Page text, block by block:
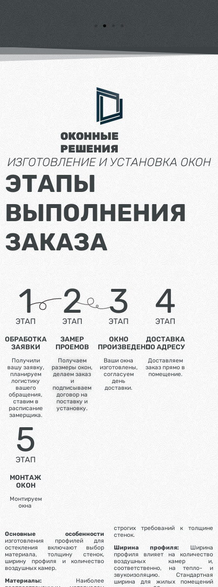
ОКОННЫЕ
РЕШЕНИЯ
ИЗГОТОВЛЕНИЕ И УСТАНОВКА ОКОН
ЭТАПЫ
ВЫПОЛНЕНИЯ
ЗАКАЗА
1
ЭТАП
ОБРАБОТКА
ЗАЯВКИ
Получили
вашу заявку,
планируем
логистику
вашего
обращения,
ставим в
расписание
замерщика.
2
ЭТАП
ЗАМЕР
ПРОЕМОВ
Получаем
размеры окон,
делаем заказ
и
подписываем
договор на
поставку и
установку.
3
ЭТАП
ОКНО
ПРОИЗВЕДЕНО
Ваши окна
изготовлены,
согласуем
день
доставки.
4
ЭТАП
ДОСТАВКА
ПО АДРЕСУ
Доставляем
заказ прямо в
помещение.
5
ЭТАП
МОНТАЖ
ОКОН
Монтируем
окна
Основные особенности
изготовления профилей для
остекления включают выбор
материала, толщину стенок,
ширину профиля и количество
воздушных камер.
Материалы: Наиболее
строгих требований к толщине
стенок.
Ширина профиля: Ширина
профиля влияет на количество
воздушных камер и,
соответственно, на тепло- и
звукоизоляцию. Стандартная
ширина для жилых помещений